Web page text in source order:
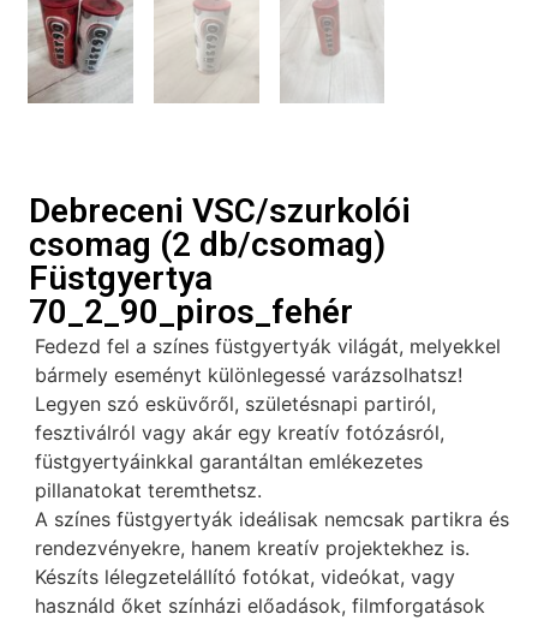
Debreceni VSC/szurkolói
csomag (2 db/csomag)
Füstgyertya
70_2_90_piros_fehér
Fedezd fel a színes füstgyertyák világát, melyekkel
bármely eseményt különlegessé varázsolhatsz!
Legyen szó esküvőről, születésnapi partiról,
fesztiválról vagy akár egy kreatív fotózásról,
füstgyertyáinkkal garantáltan emlékezetes
pillanatokat teremthetsz.
A színes füstgyertyák ideálisak nemcsak partikra és
rendezvényekre, hanem kreatív projektekhez is.
Készíts lélegzetelállító fotókat, videókat, vagy
használd őket színházi előadások, filmforgatások